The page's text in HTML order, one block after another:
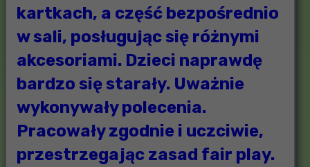
kartkach, a część bezpośrednio
w sali, posługując się różnymi
akcesoriami. Dzieci naprawdę
bardzo się starały. Uważnie
wykonywały polecenia.
Pracowały zgodnie i uczciwie,
przestrzegając zasad fair play.